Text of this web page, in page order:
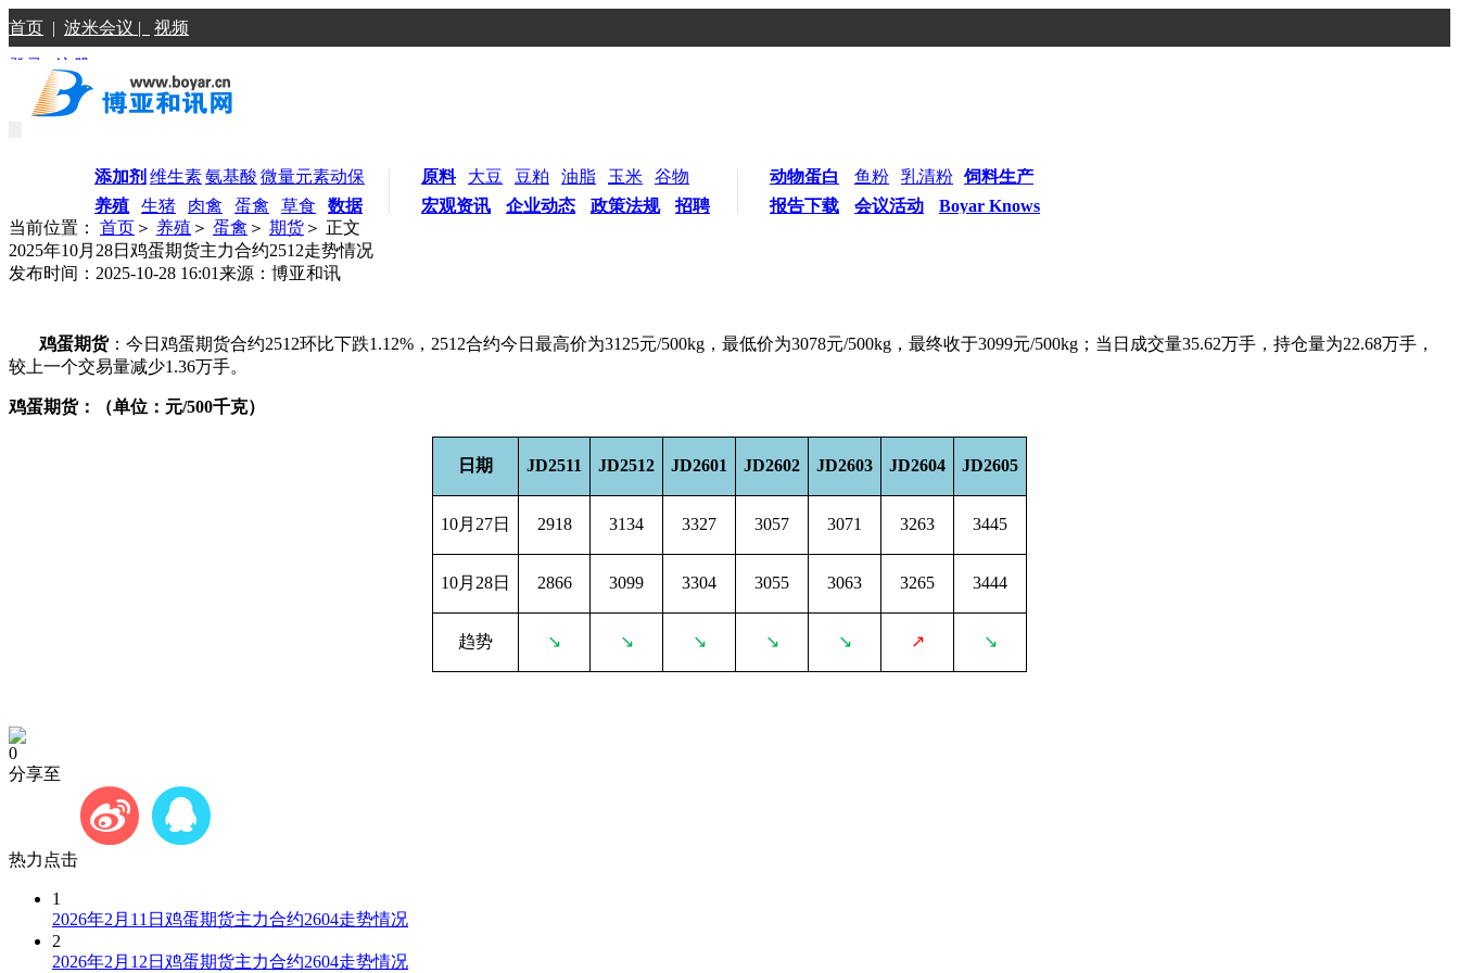
首页 | 波米会议 | 视频
登录 |注册
添加剂 维生素氨基酸 微量元素动保
养殖
生猪 肉禽 蛋禽 草食 数据
原料 大豆 豆粕 油脂 玉米
谷物
宏观资讯
企业动态 政策法规 招聘
动物蛋白 鱼粉 乳清粉 饲料生产
报告下载
会议活动
Boyar Knows
当前位置： 首页 ＞ 养殖 ＞ 蛋禽 ＞ 期货 ＞ 正文
2025年10月28日鸡蛋期货主力合约2512走势情况
发布时间：2025-10-28 16:01来源：博亚和讯
鸡蛋期货：今日鸡蛋期货合约2512环比下跌1.12%，2512合约今日最高价为3125元/500kg，最低价为3078元/500kg，最终收于3099元/500kg；当日成交量35.62万手，持仓量为22.68万手，
较上一个交易量减少1.36万手。
鸡蛋期货：（单位：元/500千克）
日期 JD2511 JD2512 JD2601 JD2602 JD2603 JD2604 JD2605
10月27日 2918 3134 3327 3057 3071 3263 3445
10月28日 2866 3099 3304 3055 3063 3265 3444
趋势 ↘ ↘ ↘ ↘ ↘ ↗ ↘
0
分享至
热力点击
1
2026年2月11日鸡蛋期货主力合约2604走势情况
2
2026年2月12日鸡蛋期货主力合约2604走势情况